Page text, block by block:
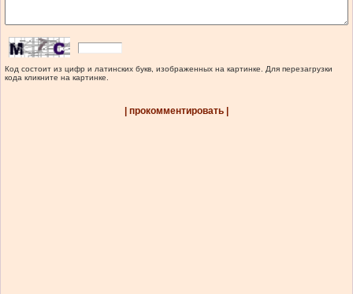
Код состоит из цифр и латинских букв, изображенных на картинке. Для перезагрузки
кода кликните на картинке.
| прокомментировать |